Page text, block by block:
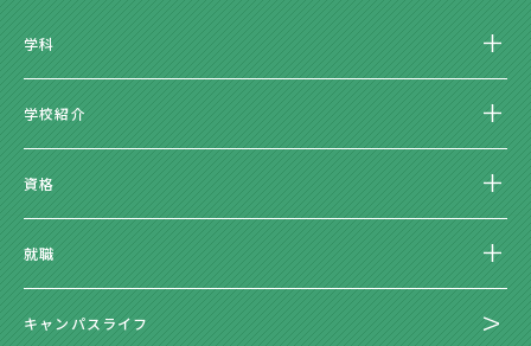
学科
学校紹介
資格
就職
キャンパスライフ